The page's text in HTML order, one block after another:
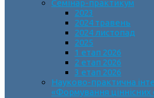
Семінар-практикум
2023
2024 травень
2024 листопад
2025
1 етап 2026
2 етап 2026
3 етап 2026
Науково-практична
«Формування ціннісних